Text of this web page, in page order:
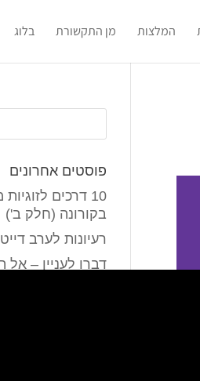
המלצות מן התקשורת בלוג
פוסטים אחרונים
10 דרכים
בקורונה (חלק ב')
רעיונות לערב דייט
דברו לעניין – אל